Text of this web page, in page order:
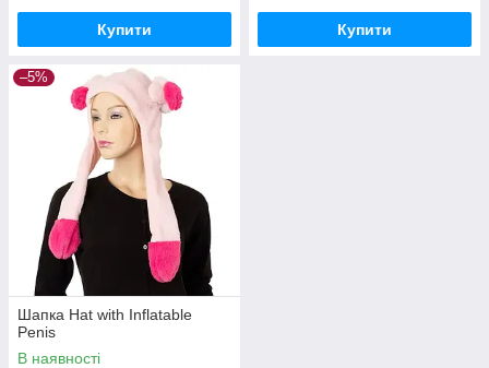
Купити Купити
–5%
Шапка Hat with Inflatable
Penis
В наявності